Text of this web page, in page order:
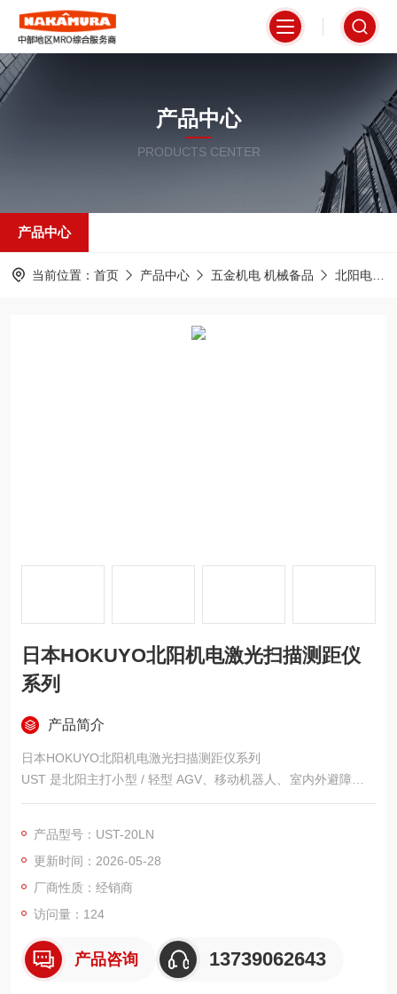
产品中心
PRODUCTS CENTER
产品中心
当前位置： 首页 产品中心 五金机电 机械备品 北阳电机
日本HOKUYO北阳机电激光扫描测距仪
系列
产品简介
日本HOKUYO北阳机电激光扫描测距仪系列
UST 是北阳主打小型 / 轻型 AGV、移动机器人、室内外避障与 S
LAM的系列，核心特点：极小体积、130g 超轻、270&amp;amp;
眼安全、三角测量原理
产品型号：UST-20LN
更新时间：2026-05-28
厂商性质：经销商
访问量：124
产品咨询 13739062643